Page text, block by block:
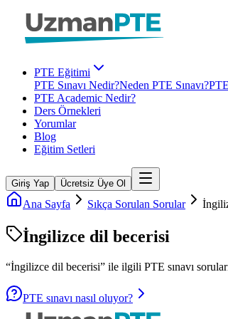
PTE Eğitimi
PTE Sınavı Nedir?Neden PTE Sınavı?
PTE Academic Nedir?
Ders Örnekleri
Yorumlar
Blog
Eğitim Setleri
Giriş Yap Ücretsiz Üye Ol
Ana Sayfa Sıkça Sorulan Sorular
İngilizce dil becerisi
“İngilizce dil becerisi” ile ilgili PTE sınavı
PTE sınavı nasıl oluyor?